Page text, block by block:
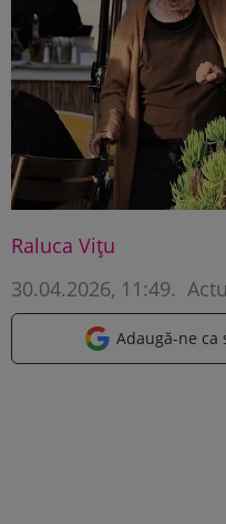
Raluca Vițu
30.04.2026, 11:49.
Adaugă-ne ca